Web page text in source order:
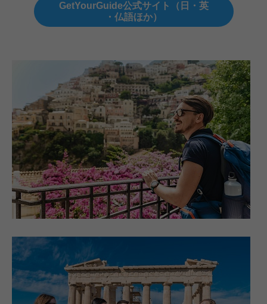
GetYourGuide公式サイト（日・英
・仏語ほか）